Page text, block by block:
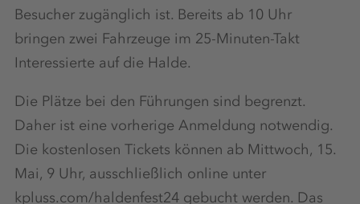
Besucher zugänglich ist. Bereits ab 10 Uhr
bringen zwei Fahrzeuge im 25-Minuten-Takt
Interessierte auf die Halde.
Die Plätze bei den Führungen sind begrenzt.
Daher ist eine vorherige Anmeldung notwendig.
Die kostenlosen Tickets können ab Mittwoch, 15.
Mai, 9 Uhr, ausschließlich online unter
kpluss.com/haldenfest24 gebucht werden. Das